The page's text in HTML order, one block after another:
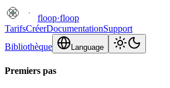
floop·floop
TarifsCréerDocumentationSupport
Bibliothèque
Language
Premiers pas